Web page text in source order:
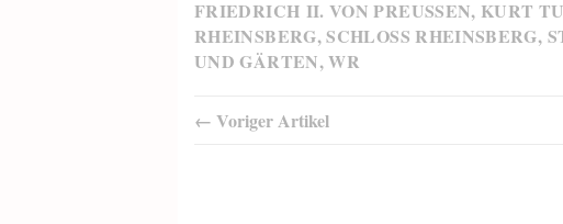
FRIEDRICH II. VON PREUSSEN
, KURT
RHEINSBERG,SCHLOSS RHEINSBERG,
ND GÄRTEN ,WR
← Voriger Artikel